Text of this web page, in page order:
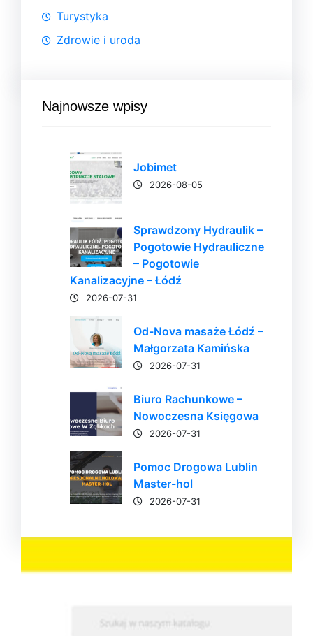
Turystyka
Zdrowie i uroda
Najnowsze wpisy
Jobimet
2026-08-05
Sprawdzony Hydraulik –
Pogotowie Hydrauliczne
– Pogotowie
Kanalizacyjne – Łódź
2026-07-31
Od-Nova masaże Łódź –
Małgorzata Kamińska
2026-07-31
Biuro Rachunkowe –
Nowoczesna Księgowa
2026-07-31
Pomoc Drogowa Lublin
Master-hol
2026-07-31